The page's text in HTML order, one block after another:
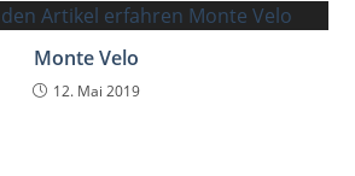
Monte Velo
12. Mai 2019